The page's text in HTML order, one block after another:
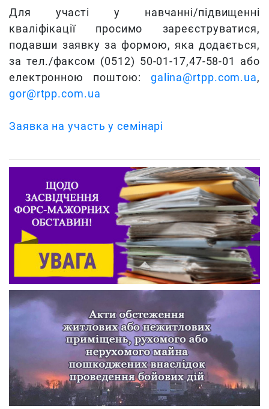
Для участі у навчанні/підвищенні
кваліфікації просимо зареєструватися,
подавши заявку за формою, яка додається,
за тел./факсом (0512) 50-01-17,47-58-01 або
електронною поштою: galina@rtpp.com.ua,
gor@rtpp.com.ua
Заявка на участь у семінарі